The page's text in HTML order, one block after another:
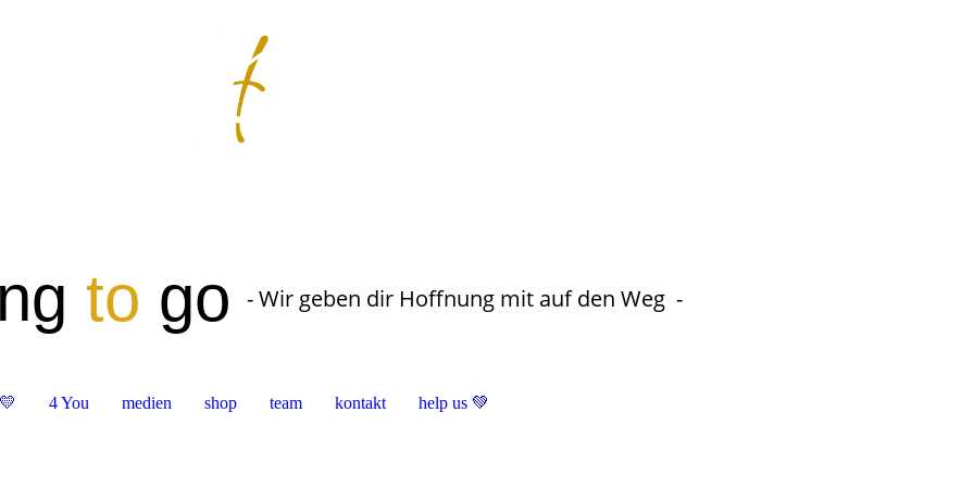
to go - Wir geben dir Hoffnung mit auf den Weg -
💛 4 You medien shop team kontakt help us 💚